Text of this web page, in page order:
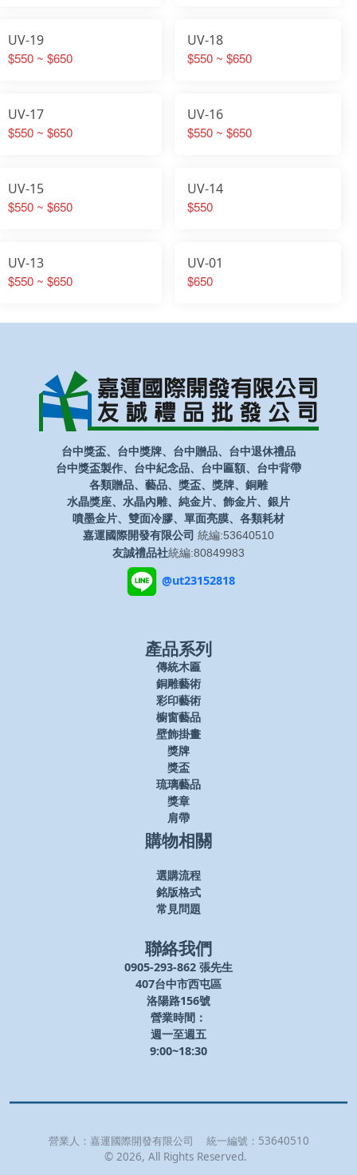
UV-19
$550 ~ $650
UV-18
$550 ~ $650
UV-17
$550 ~ $650
UV-16
$550 ~ $650
UV-15
$550 ~ $650
UV-14
$550
UV-13
$550 ~ $650
UV-01
$650
台中獎盃、台中獎牌、台中贈品、台中退休禮品
台中獎盃製作、台中紀念品、台中匾額、台中背帶
各類贈品、藝品、獎盃、獎牌、銅雕
水晶獎座、水晶內雕、純金片、飾金片、銀片
噴墨金片、雙面冷膠、單面亮膜、各類耗材
嘉運國際開發有限公司 統編:53640510
友誠禮品社統編:80849983
@ut23152818
產品系列
傳統木匾
銅雕藝術
彩印藝術
櫥窗藝品
壁飾掛畫
獎牌
獎盃
琉璃藝品
獎章
肩帶
購物相關
選購流程
銘版格式
常見問題
聯絡我們
0905-293-862 張先生
407台中市西屯區
洛陽路156號
營業時間：
週一至週五
9:00~18:30
營業人： 嘉運國際開發有限公司 統一編號： 53640510
© 2026, All Rights Reserved.